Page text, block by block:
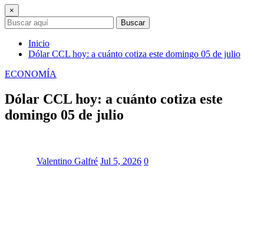
×
Buscar
Inicio
Dólar CCL hoy: a cuánto cotiza este domingo 05 de julio
ECONOMÍA
Dólar CCL hoy: a cuánto cotiza este
domingo 05 de julio
Valentino Galfré Jul 5, 2026 0